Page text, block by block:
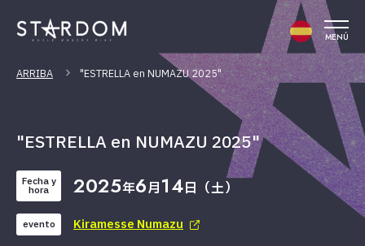
MENÚ
ARRIBA "ESTRELLA en NUMAZU 2025"
"ESTRELLA en NUMAZU 2025"
Fecha y
hora 2025年6月14日（土）
evento Kiramesse Numazu